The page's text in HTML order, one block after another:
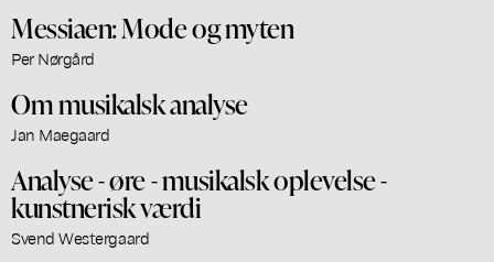
Messiaen: Mode og myten
Per Nørgård
Om musikalsk analyse
Jan Maegaard
Analyse - øre - musikalsk oplevelse -
kunstnerisk værdi
Svend Westergaard